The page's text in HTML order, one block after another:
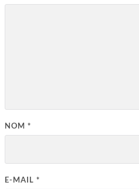
NOM *
E-MAIL *